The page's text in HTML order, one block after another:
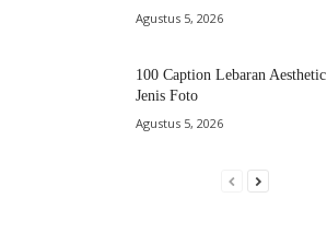
Agustus 5, 2026
100 Caption Lebaran
Jenis Foto
Agustus 5, 2026